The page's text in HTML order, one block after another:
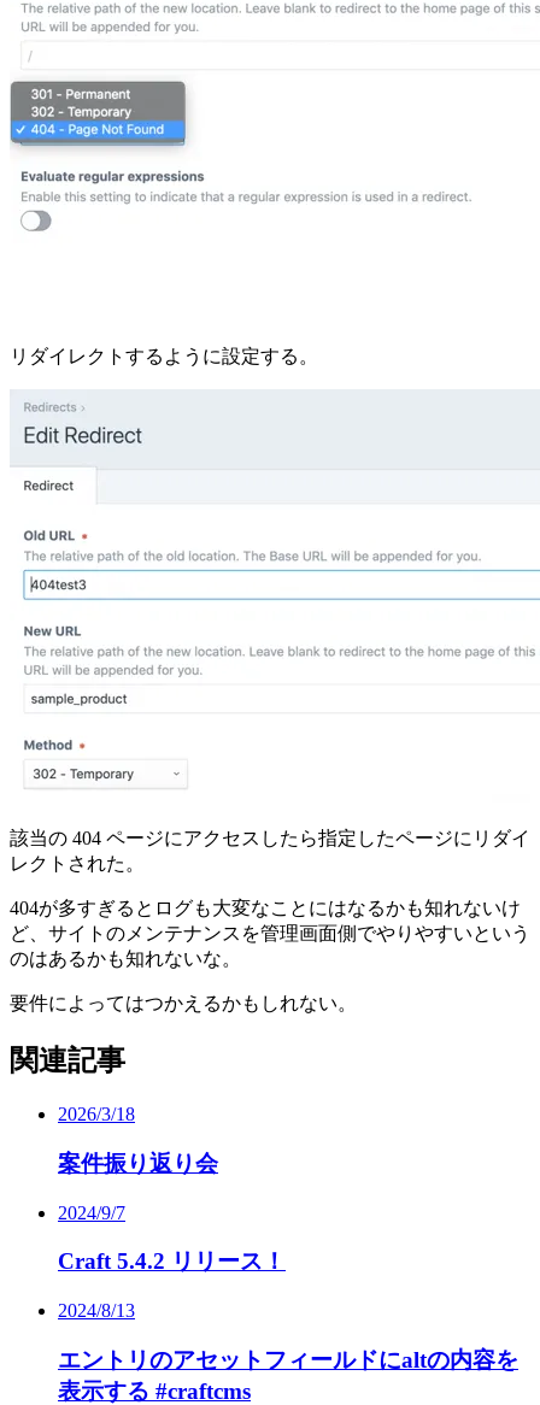
リダイレクトするように設定する。
該当の 404 ページにアクセスしたら指定したページにリダイ
レクトされた。
404が多すぎるとログも大変なことにはなるかも知れないけ
ど、サイトのメンテナンスを管理画面側でやりやすいという
のはあるかも知れないな。
要件によってはつかえるかもしれない。
関連記事
2026/3/18
案件振り返り会
2024/9/7
Craft 5.4.2 リリース！
2024/8/13
エントリのアセットフィールドにaltの内容を
表示する #craftcms